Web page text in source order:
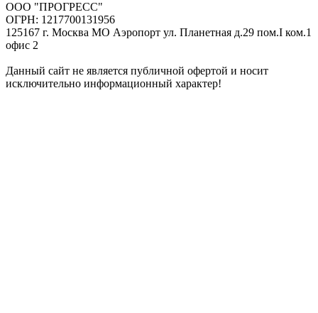
ООО "ПРОГРЕСС"
ОГРН: 1217700131956
125167 г. Москва МО Аэропорт ул. Планетная д.29 пом.I ком.1
офис 2
Данный сайт не является публичной офертой и носит
исключительно информационный характер!